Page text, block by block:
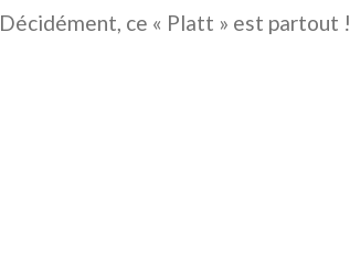
Décidément, ce « Platt » est partout !